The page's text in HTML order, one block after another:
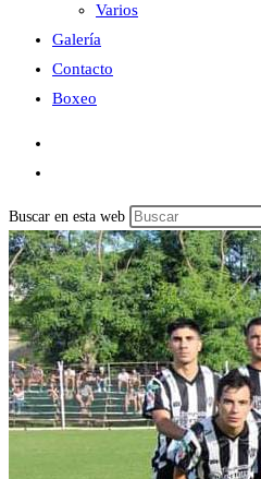
Varios
Galería
Contacto
Boxeo
Buscar en esta web